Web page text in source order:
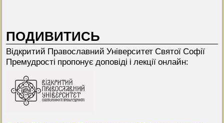
ПОДИВИТИСЬ
Відкритий Прaвославний Університет Святої Софії
Премудрості пропонує доповіді і лекції онлайн: